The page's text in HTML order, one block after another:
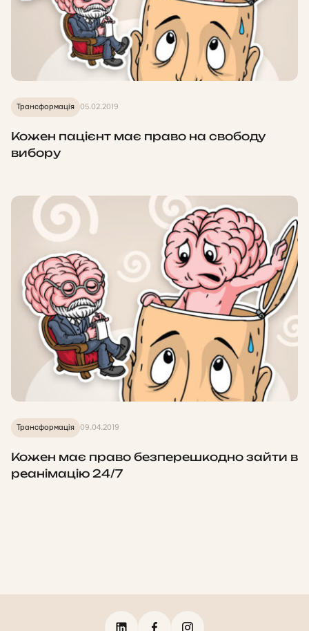
Трансформація 05.02.2019
Кожен пацієнт має право на свободу
вибору
Трансформація 09.04.2019
Кожен має право безперешкодно зайти в
реанімацію 24/7